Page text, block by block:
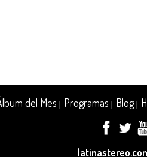
del Mes Programas Blog|